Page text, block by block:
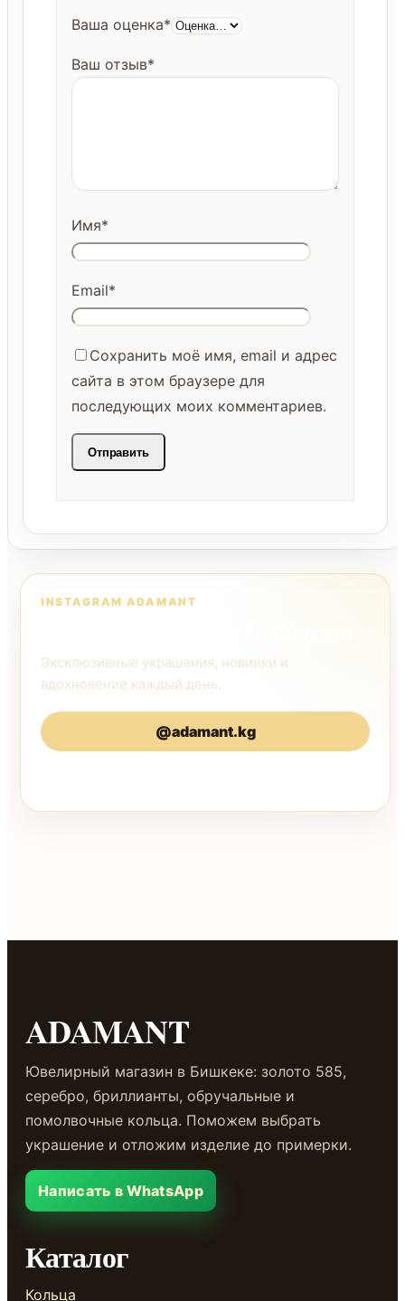
Ваша оценка*
Ваш отзыв*
Имя*
Email*
Сохранить моё имя, email и адрес
сайта в этом браузере для
последующих моих комментариев.
INSTAGRAM ADAMANT
Эксклюзивные украшения, новинки и
вдохновение каждый день.
@adamant.kg
ADAMANT
Ювелирный магазин в Бишкеке: золото 585,
серебро, бриллианты, обручальные и
помолвочные кольца. Поможем выбрать
украшение и отложим изделие до примерки.
Написать в WhatsApp
Каталог
Кольца